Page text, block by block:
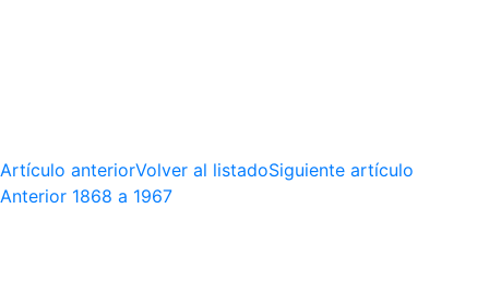
Artículo anteriorVolver al listadoSiguiente artículo
Anterior 1868 a 1967